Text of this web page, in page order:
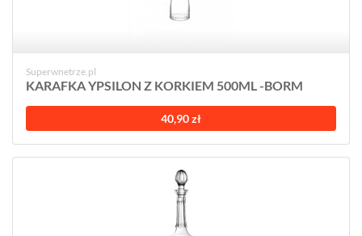
Superwnetrze.pl
KARAFKA YPSILON Z KORKIEM 500ML -BORM
40,90 zł